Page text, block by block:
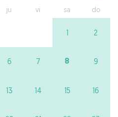
ju vi sa do
1 2
6 7 8 9
13 14 15 16